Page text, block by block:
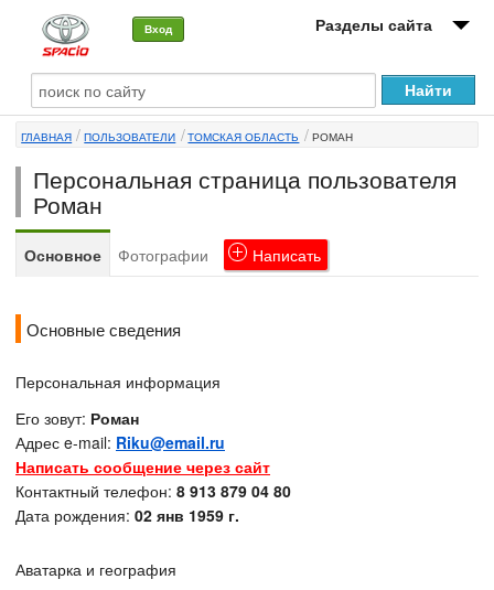
Вход Разделы сайта
О машине
Автоклуб
Форумы
Сервисы и услуги
ГЛАВНАЯ ПОЛЬЗОВАТЕЛИ ТОМСКАЯ ОБЛАСТЬ РОМАН
Персональная страница пользователя
Роман
Основное Фотографии Написать
Основные сведения
Персональная информация
Его зовут: Роман
Адрес e-mail: Riku@email.ru
Написать сообщение через сайт
Контактный телефон: 8 913 879 04 80
Дата рождения: 02 янв 1959 г.
Аватарка и география